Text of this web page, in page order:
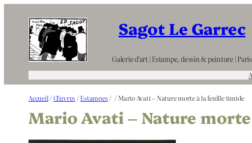
contenu
Sagot Le Garrec
Galerie d’art | Estampe, dessin & peinture | Paris
Accueil /Œuvres /Estampes / / Mario Avati – Nature morte à la feuille timide
Mario Avati – Nature